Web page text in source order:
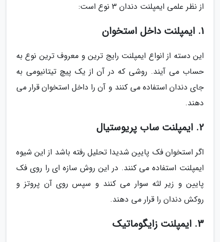
از نظر علمی ایمپلنت دندان 3 نوع است:
1. ایمپلنت داخل استخوان
این دسته از انواع ایمپلنت رایج ترین و معروف ترین نوع به
حساب می آیند. روشی که در آن از یک پیچ تیتانیومی به
جای دندان استفاده می کنند و آن را داخل استخوان قرار می
دهند.
2. ایمپلنت ساب پریوستیال
اگر استخوان فک پایین شدیدا تحلیل رفته باشد از این شیوه
ایمپلنت استفاده می کنند. در این روش سازه ای را روی فک
پایین و زیر لثه سوار می کنند و سپس روی آن پروتز و
روکش دندان را قرار می دهند.
3. ایمپلنت زایگوماتیک